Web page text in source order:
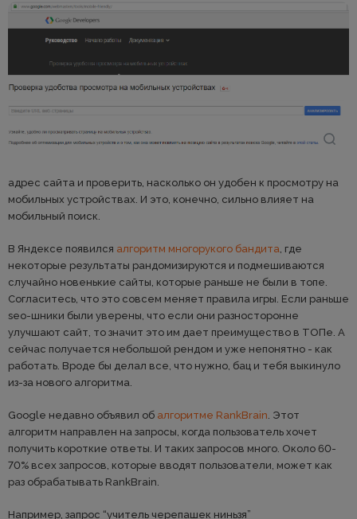
адрес сайта и проверить, насколько он удобен к просмотру на
мобильных устройствах. И это, конечно, сильно влияет на
мобильный поиск.
В Яндексе появился алгоритм многорукого бандита , где
некоторые результаты рандомизируются и подмешиваются
случайно новенькие сайты, которые раньше не были в топе.
Согласитесь, что это совсем меняет правила игры. Если раньше
seo-шники были уверены, что если они разносторонне
улучшают сайт, то значит это им дает преимущество в ТОПе. А
сейчас получается небольшой рендом и уже непонятно - как
работать. Вроде бы делал все, что нужно, бац и тебя выкинуло
из-за нового алгоритма.
Google недавно объявил об алгоритме RankBrain . Этот
алгоритм направлен на запросы, когда пользователь хочет
получить короткие ответы. И таких запросов много. Около 60-
70% всех запросов, которые вводят пользователи, может как
раз обрабатывать RankBrain.
Например, запрос “учитель черепашек ниньзя”